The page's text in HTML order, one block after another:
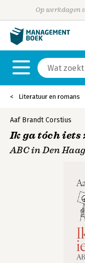
Op werkdagen
Literatuur en romans
Aaf Brandt Corstius
Ik ga tóch iets
ABC in Den Haag